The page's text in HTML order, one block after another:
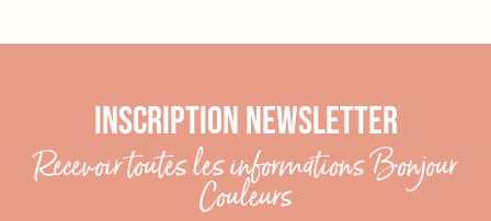
INSCRIPTION NEWSLETTER
Recevoir toutes les informations Bonjour
Couleurs